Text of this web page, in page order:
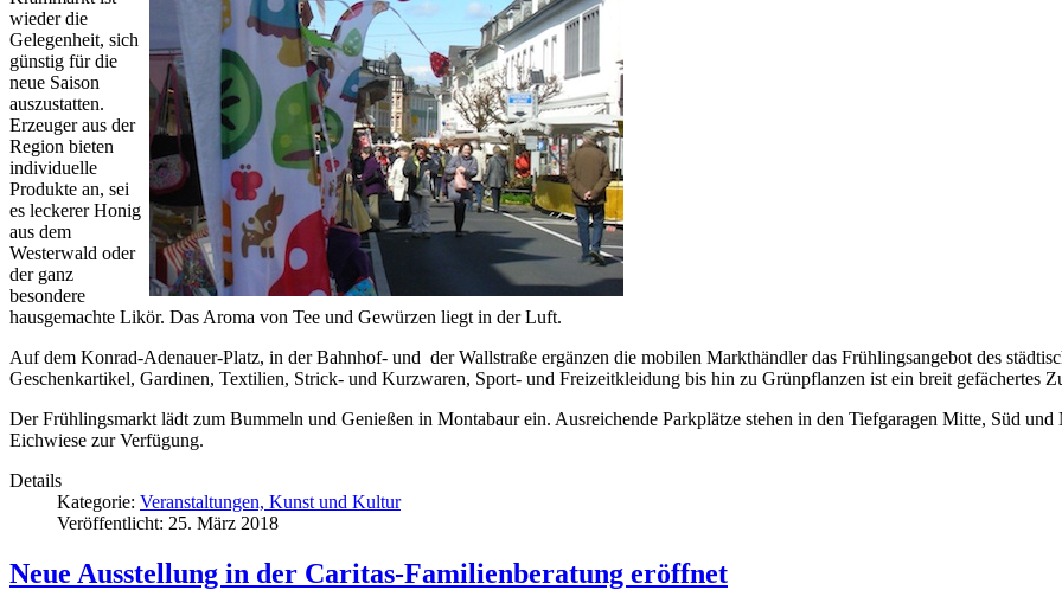
wieder die
Gelegenheit, sich
günstig für die
neue Saison
auszustatten.
Erzeuger aus der
Region bieten
individuelle
Produkte an, sei
es leckerer Honig
aus dem
Westerwald oder
der ganz
besondere
hausgemachte Likör. Das Aroma von Tee und Gewürzen liegt in der Luft.
Auf dem Konrad-Adenauer-Platz, in der Bahnhof- und der Wallstraße ergänzen die mobilen Markthändler das Frühlingsangebot des
Geschenkartikel, Gardinen, Textilien, Strick- und Kurzwaren, Sport- und Freizeitkleidung bis hin zu Grünpflanzen ist ein breit gefächertes
Der Frühlingsmarkt lädt zum Bummeln und Genießen in Montabaur ein. Ausreichende Parkplätze stehen in den Tiefgaragen Mitte, Süd
Eichwiese zur Verfügung.
Details
Kategorie: Veranstaltungen, Kunst und Kultur
Veröffentlicht: 25. März 2018
Neue Ausstellung in der Caritas-Familienberatung eröffnet